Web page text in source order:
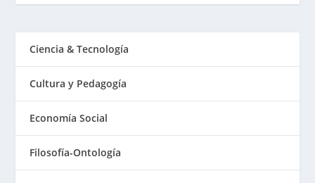
Ciencia & Tecnología
Cultura y Pedagogía
Economía Social
Filosofía-Ontología